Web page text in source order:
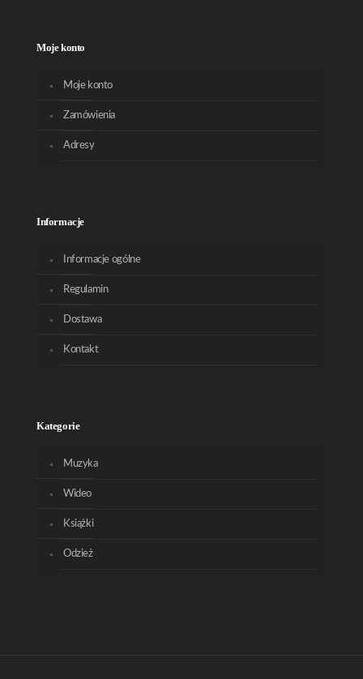
Moje konto
Moje konto
Zamówienia
Adresy
Informacje
Informacje ogólne
Regulamin
Dostawa
Kontakt
Kategorie
Muzyka
Wideo
Książki
Odzież